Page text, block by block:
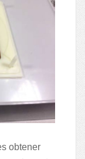
obtener